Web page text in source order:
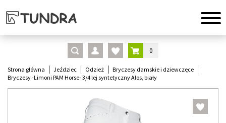
0
Strona główna Jeździec Odzież
Bryczesy damskie i dziewczęce
Bryczesy -Limoni PAM Horse- 3/4 lej syntetyczny Alos, biały